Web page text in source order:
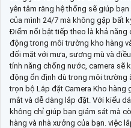
yên tâm rằng hệ thống sẽ giúp
của mình 24/7 mà không gặp bất
Điểm nổi bật tiếp theo là khả
động trong môi trường kho hàng
đối mặt với mưa, sương mù và
tính năng chống nước, camera sẽ
động ổn định dù trong môi trường
trọn bộ Lắp đặt Camera Kho hàng
mắt và dễ dàng lắp đặt. Với kiểu
không chỉ giúp bạn giám sát mà
hàng và nhà xưởng của bạn. việc